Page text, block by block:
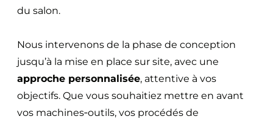
du salon.
Nous intervenons de la phase de conception
jusqu’à la mise en place sur site, avec une
approche personnalisée, attentive à vos
objectifs. Que vous souhaitiez mettre en avant
vos machines‑outils, vos procédés de